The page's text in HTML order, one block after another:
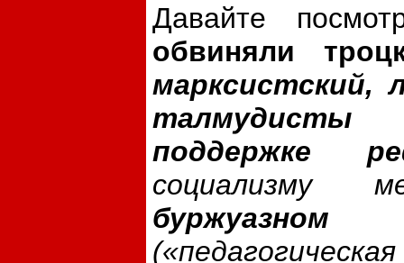
Давайте
обвиняли
марксистский,
талмудисты
поддержке
социализму